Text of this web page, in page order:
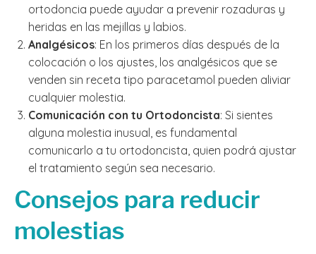
ortodoncia puede ayudar a prevenir rozaduras y
heridas en las mejillas y labios.
Analgésicos: En los primeros días después de la
colocación o los ajustes, los analgésicos que se
venden sin receta tipo paracetamol pueden aliviar
cualquier molestia.
Comunicación con tu Ortodoncista: Si sientes
alguna molestia inusual, es fundamental
comunicarlo a tu ortodoncista, quien podrá ajustar
el tratamiento según sea necesario.
Consejos para reducir
molestias